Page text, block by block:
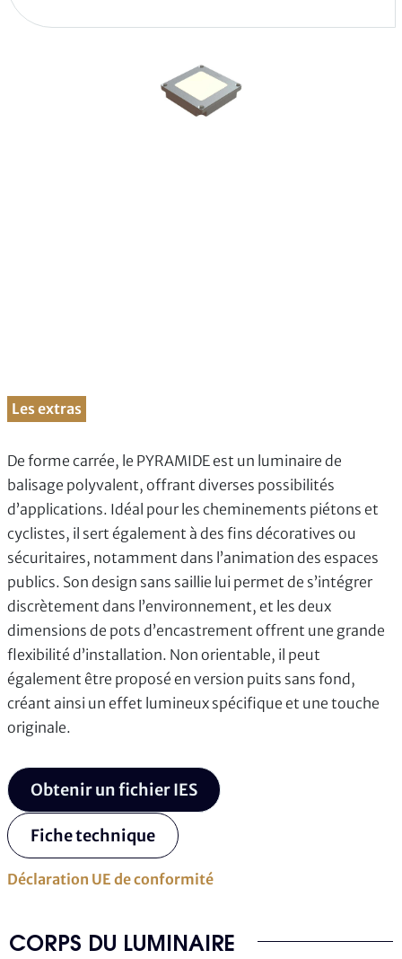
Les extras
De forme carrée, le PYRAMIDE est un luminaire de
balisage polyvalent, offrant diverses possibilités
d’applications. Idéal pour les cheminements piétons et
cyclistes, il sert également à des fins décoratives ou
sécuritaires, notamment dans l’animation des espaces
publics. Son design sans saillie lui permet de s’intégrer
discrètement dans l’environnement, et les deux
dimensions de pots d’encastrement offrent une grande
flexibilité d’installation. Non orientable, il peut
également être proposé en version puits sans fond,
créant ainsi un effet lumineux spécifique et une touche
originale.
Obtenir un fichier IES
Fiche technique
Déclaration UE de conformité
CORPS DU LUMINAIRE